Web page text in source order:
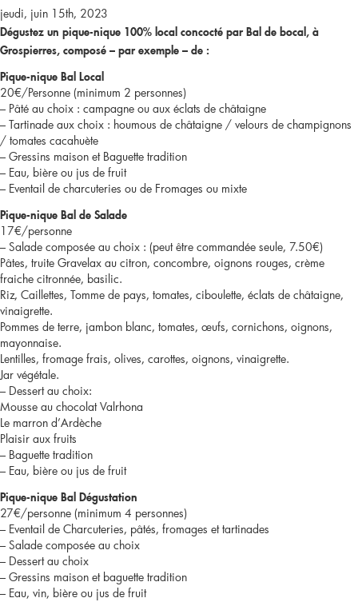
13€
agréés]
bocal
jeudi, juin 15th, 2023
Dégustez un pique-nique 100% local concocté par Bal de bocal, à
Grospierres, composé – par exemple – de :
Pique-nique Bal Local
20€/Personne (minimum 2 personnes)
– Pâté au choix : campagne ou aux éclats de châtaigne
– Tartinade aux choix : houmous de châtaigne / velours de champignons
/ tomates cacahuète
– Gressins maison et Baguette tradition
– Eau, bière ou jus de fruit
– Eventail de charcuteries ou de Fromages ou mixte
Pique-nique Bal de Salade
17€/personne
– Salade composée au choix : (peut être commandée seule, 7.50€)
Pâtes, truite Gravelax au citron, concombre, oignons rouges, crème
fraiche citronnée, basilic.
Riz, Caillettes, Tomme de pays, tomates, ciboulette, éclats de châtaigne,
vinaigrette.
Pommes de terre, jambon blanc, tomates, œufs, cornichons, oignons,
mayonnaise.
Lentilles, fromage frais, olives, carottes, oignons, vinaigrette.
Jar végétale.
– Dessert au choix:
Mousse au chocolat Valrhona
Le marron d’Ardèche
Plaisir aux fruits
– Baguette tradition
– Eau, bière ou jus de fruit
Pique-nique Bal Dégustation
27€/personne (minimum 4 personnes)
– Eventail de Charcuteries, pâtés, fromages et tartinades
– Salade composée au choix
– Dessert au choix
– Gressins maison et baguette tradition
– Eau, vin, bière ou jus de fruit